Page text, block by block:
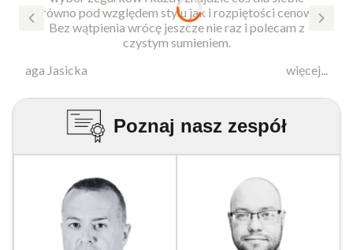
zarówno pod względem stylu jak i rozpiętości cenowej.
Bez wątpienia wrócę jeszcze nie raz i polecam z
czystym sumieniem.
aga Jasicka
więcej...
Poznaj nasz zespół